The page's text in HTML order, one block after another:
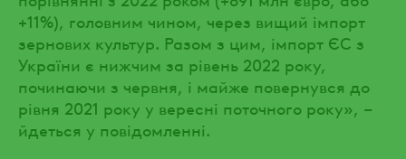
+11%), головним чином, через вищий імпорт
зернових культур. Разом з цим, імпорт ЄС з
України є нижчим за рівень 2022 року,
починаючи з червня, і майже повернувся до
рівня 2021 року у вересні поточного року», –
йдеться у повідомленні.